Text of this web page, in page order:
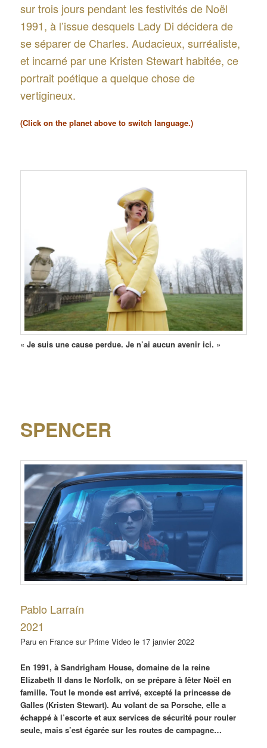
sur trois jours pendant les festivités de Noël
1991, à l’issue desquels Lady Di décidera de
se séparer de Charles. Audacieux, surréaliste,
et incarné par une Kristen Stewart habitée, ce
portrait poétique a quelque chose de
vertigineux.
(Click on the planet above to switch language.)
« Je suis une cause perdue. Je n’ai aucun avenir ici. »
SPENCER
Pablo Larraín
2021
Paru en France sur Prime Video le 17 janvier 2022
En 1991, à Sandrigham House, domaine de la reine
Elizabeth II dans le Norfolk, on se prépare à fêter Noël en
famille. Tout le monde est arrivé, excepté la princesse de
Galles (Kristen Stewart). Au volant de sa Porsche, elle a
échappé à l’escorte et aux services de sécurité pour rouler
seule, mais s’est égarée sur les routes de campagne…